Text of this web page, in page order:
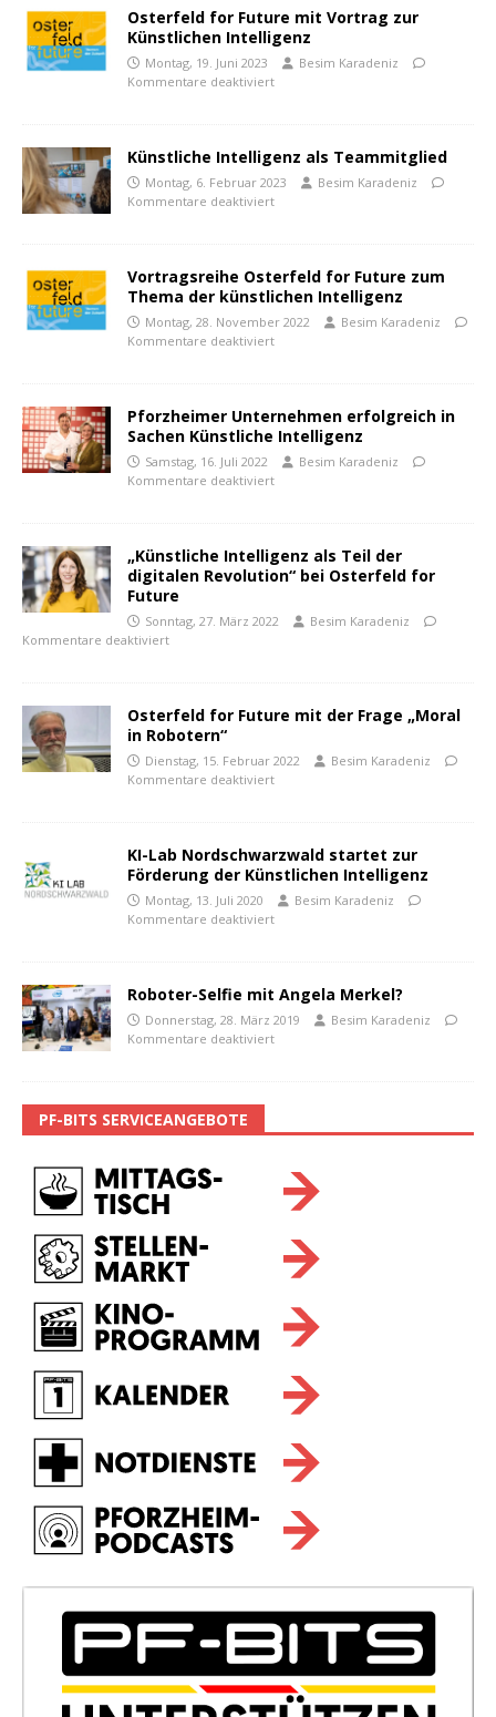
Osterfeld for Future mit Vortrag zur
Künstlichen Intelligenz
Montag, 19. Juni 2023
Besim Karadeniz
Kommentare deaktiviert
Künstliche Intelligenz als Teammitglied
Montag, 6. Februar 2023
Besim Karadeniz
Kommentare deaktiviert
Vortragsreihe Osterfeld for Future zum
Thema der künstlichen Intelligenz
Montag, 28. November 2022
Besim Karadeniz
Kommentare deaktiviert
Pforzheimer Unternehmen erfolgreich in
Sachen Künstliche Intelligenz
Samstag, 16. Juli 2022
Besim Karadeniz
Kommentare deaktiviert
„Künstliche Intelligenz als Teil der
digitalen Revolution“ bei Osterfeld for
Future
Sonntag, 27. März 2022
Besim Karadeniz
Kommentare deaktiviert
Osterfeld for Future mit der Frage „Moral
in Robotern“
Dienstag, 15. Februar 2022
Besim Karadeniz
Kommentare deaktiviert
KI-Lab Nordschwarzwald startet zur
Förderung der Künstlichen Intelligenz
Montag, 13. Juli 2020
Besim Karadeniz
Kommentare deaktiviert
Roboter-Selfie mit Angela Merkel?
Donnerstag, 28. März 2019
Besim Karadeniz
Kommentare deaktiviert
PF-BITS SERVICEANGEBOTE